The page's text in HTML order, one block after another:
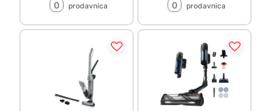
0
prodavnica
0
prodavnica